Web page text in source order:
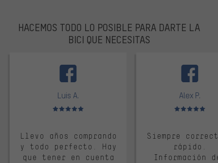
HACEMOS TODO LO POSIBLE PARA DARTE LA
BICI QUE NECESITAS
Luis A.
Valoración media: 5 de 5
Llevo años comprando
y todo perfecto. Hay
que tener en cuenta
Alex P.
Valoración
Siempre
rápido.
Información